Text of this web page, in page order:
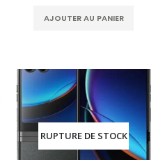
AJOUTER AU PANIER
RUPTURE DE STOCK